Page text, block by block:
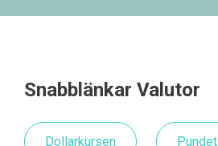
Snabblänkar Valutor
Dollarkursen Pundet